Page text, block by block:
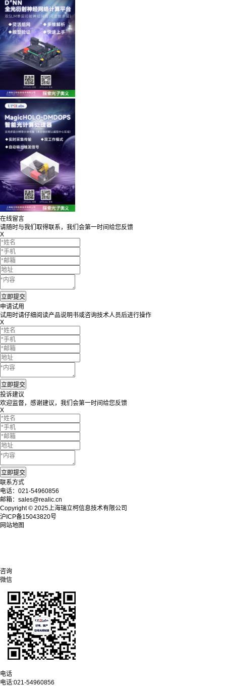
在线留言
请随时与我们取得联系，我们会第一时间给您反馈
X
申请试用
试用时请仔细阅读产品说明书或咨询技术人员后进行操作
X
投诉建议
欢迎监督，感谢建议，我们会第一时间给您反馈
X
联系方式
电话：021-54960856
邮箱：sales@realic.cn
Copyright © 2025上海瑞立柯信息技术有限公司
沪ICP备15043820号
网站地图
咨询
微信
电话
电话:021-54960856